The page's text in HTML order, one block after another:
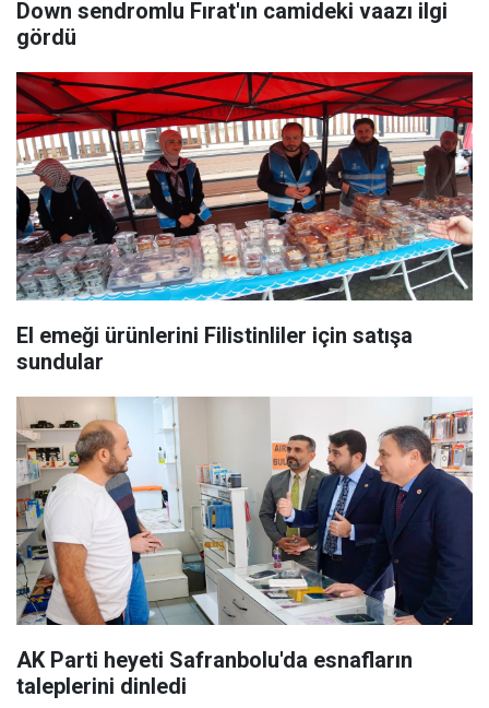
Down sendromlu Fırat'ın camideki vaazı ilgi
gördü
El emeği ürünlerini Filistinliler için satışa
sundular
AK Parti heyeti Safranbolu'da esnafların
taleplerini dinledi